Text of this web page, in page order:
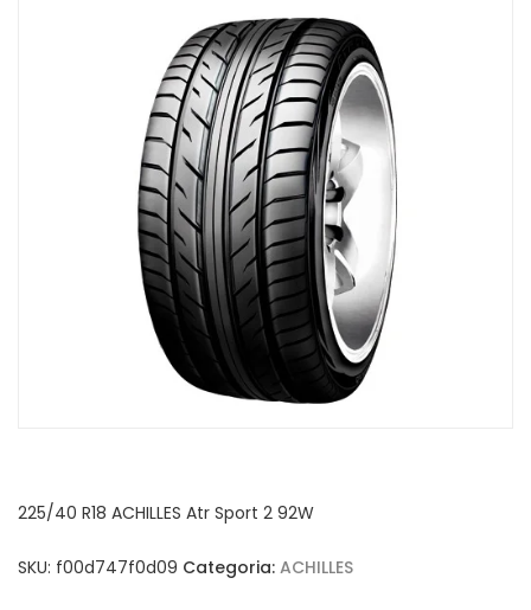
225/40 R18 ACHILLES Atr Sport 2 92W
SKU: f00d747f0d09 Categoria: ACHILLES